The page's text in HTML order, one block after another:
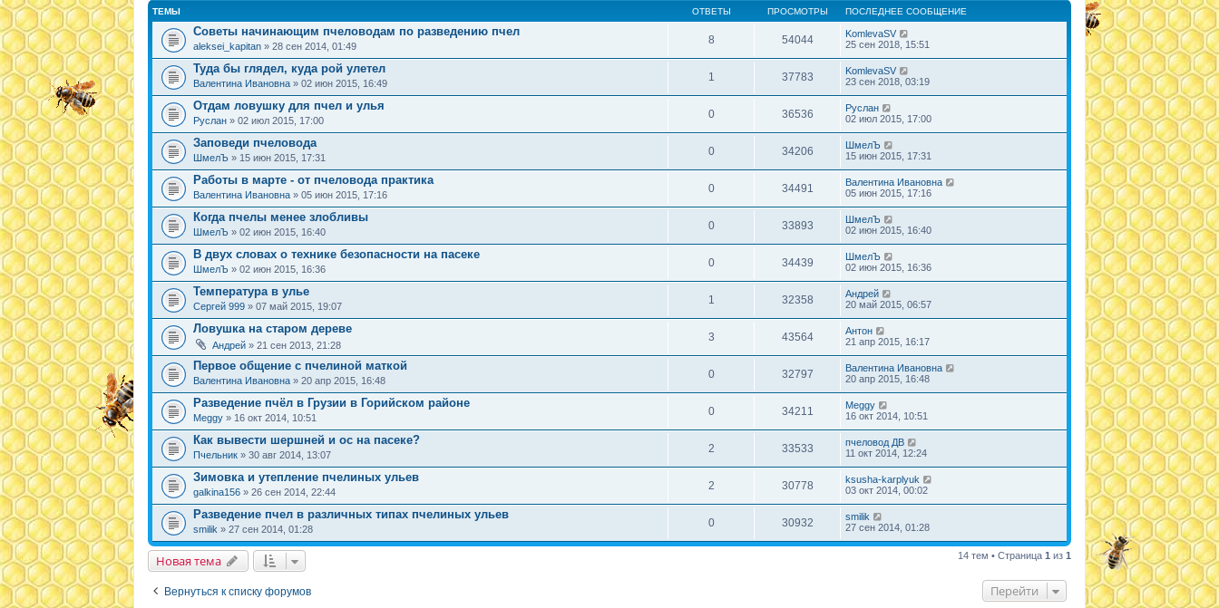
ТЕМЫ ОТВЕТЫ ПРОСМОТРЫ ПОСЛЕДНЕЕ СООБЩЕНИЕ
Советы начинающим пчеловодам по разведению пчел
aleksei_kapitan » 28 сен 2014, 01:49
8 54044
KomlevaSV
25 сен 2018, 15:51
Туда бы глядел, куда рой улетел
Валентина Ивановна » 02 июн 2015, 16:49
1 37783
KomlevaSV
23 сен 2018, 03:19
Отдам ловушку для пчел и улья
Руслан » 02 июл 2015, 17:00
0 36536
Руслан
02 июл 2015, 17:00
Заповеди пчеловода
ШмелЪ » 15 июн 2015, 17:31
0 34206
ШмелЪ
15 июн 2015, 17:31
Работы в марте - от пчеловода практика
Валентина Ивановна » 05 июн 2015, 17:16
0 34491
Валентина Ивановна
05 июн 2015, 17:16
Когда пчелы менее злобливы
ШмелЪ » 02 июн 2015, 16:40
0 33893
ШмелЪ
02 июн 2015, 16:40
В двух словах о технике безопасности на пасеке
ШмелЪ » 02 июн 2015, 16:36
0 34439
ШмелЪ
02 июн 2015, 16:36
Температура в улье
Сергей 999 » 07 май 2015, 19:07
1 32358
Андрей
20 май 2015, 06:57
Ловушка на старом дереве
Андрей » 21 сен 2013, 21:28
3 43564
Антон
21 апр 2015, 16:17
Первое общение с пчелиной маткой
Валентина Ивановна » 20 апр 2015, 16:48
0 32797
Валентина Ивановна
20 апр 2015, 16:48
Разведение пчёл в Грузии в Горийском районе
Meggy » 16 окт 2014, 10:51
0 34211
Meggy
16 окт 2014, 10:51
Как вывести шершней и ос на пасеке?
Пчельник » 30 авг 2014, 13:07
2 33533
пчеловод ДВ
11 окт 2014, 12:24
Зимовка и утепление пчелиных ульев
galkina156 » 26 сен 2014, 22:44
2 30778
ksusha-karplyuk
03 окт 2014, 00:02
Разведение пчел в различных типах пчелиных ульев
smilik » 27 сен 2014, 01:28
0 30932
smilik
27 сен 2014, 01:28
Новая тема 14 тем • Страница 1 из 1
Вернуться к списку форумов Перейти